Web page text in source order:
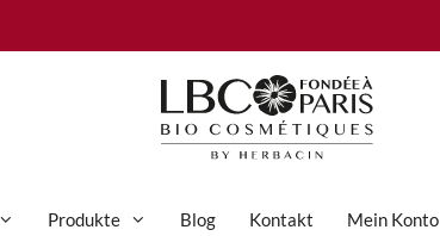
Produkte Blog Kontakt Mein Konto